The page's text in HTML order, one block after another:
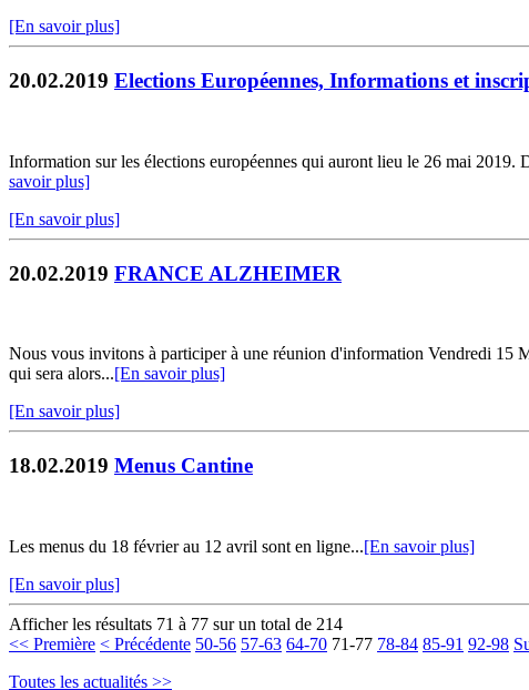
[En savoir plus]
20.02.2019 Elections Européennes, Informations et
Information sur les élections européennes qui auront lieu le 26 mai
savoir plus]
[En savoir plus]
20.02.2019 FRANCE ALZHEIMER
Nous vous invitons à participer à une réunion d'information Vendredi 15
qui sera alors...[En savoir plus]
[En savoir plus]
18.02.2019 Menus Cantine
Les menus du 18 février au 12 avril sont en ligne...[En savoir plus]
[En savoir plus]
Afficher les résultats 71 à 77 sur un total de 214
<< Première < Précédente 50-56 57-63 64-70 71-77 78-84 85-91 92-98
Toutes les actualités >>